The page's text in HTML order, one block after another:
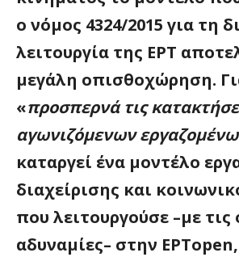
ο νόμος 4324/2015 για τη
λειτουργία της ΕΡΤ
μεγάλη οπισθοχώρηση.
«προσπερνά τις
αγωνιζόμενων
καταργεί ένα μοντέλο
διαχείρισης και
που λειτουργούσε –με τις
αδυναμίες– στην